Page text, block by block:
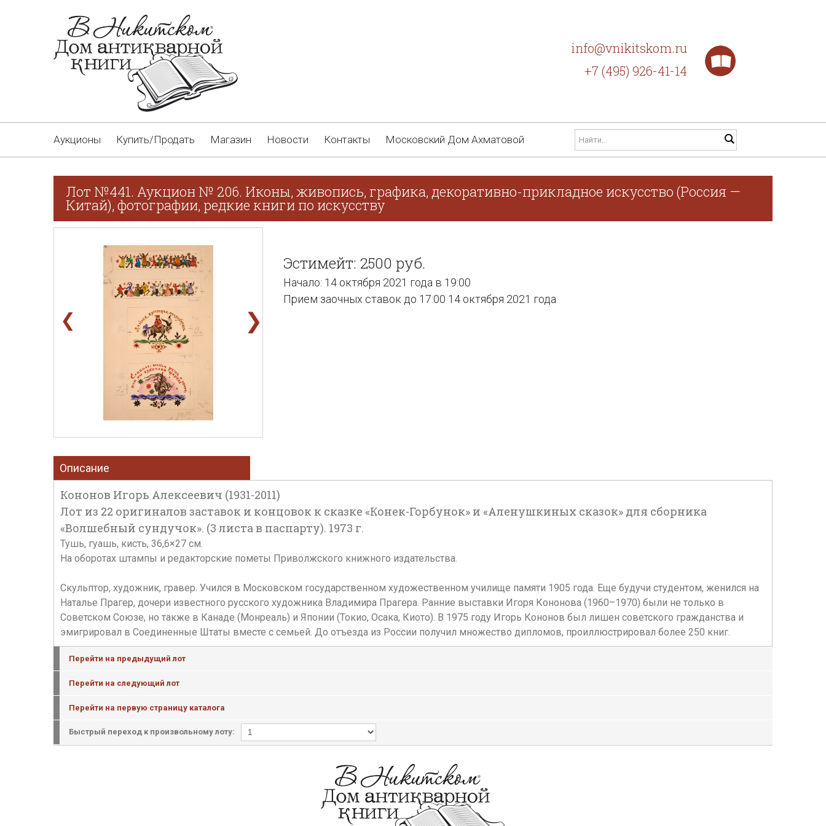
info@vnikitskom.ru
+7 (495) 926-41-14
Аукционы Купить/Продать Магазин Новости Контакты Московский Дом Ахматовой
Лот №441. Аукцион № 206. Иконы, живопись, графика, декоративно-прикладное искусство (Россия —
Китай), фотографии, редкие книги по искусству
❮ ❯
Эстимейт: 2500 руб.
Начало: 14 октября 2021 года в 19:00
Прием заочных ставок до 17:00 14 октября 2021 года
Описание
Кононов Игорь Алексеевич (1931-2011)
Лот из 22 оригиналов заставок и концовок к сказке «Конек-Горбунок» и «Аленушкиных сказок» для сборника
«Волшебный сундучок». (3 листа в паспарту). 1973 г.
Тушь, гуашь, кисть, 36,6×27 см.
На оборотах штампы и редакторские пометы Приволжского книжного издательства.
Скульптор, художник, гравер. Учился в Московском государственном художественном училище памяти 1905 года. Еще будучи студентом, женился на
Наталье Прагер, дочери известного русского художника Владимира Прагера. Ранние выставки Игоря Кононова (1960–1970) были не только в
Советском Союзе, но также в Канаде (Монреаль) и Японии (Токио, Осака, Киото). В 1975 году Игорь Кононов был лишен советского гражданства и
эмигрировал в Соединенные Штаты вместе с семьей. До отъезда из России получил множество дипломов, проиллюстрировал более 250 книг.
Перейти на предыдущий лот
Перейти на следующий лот
Перейти на первую страницу каталога
Быстрый переход к произвольному лоту: